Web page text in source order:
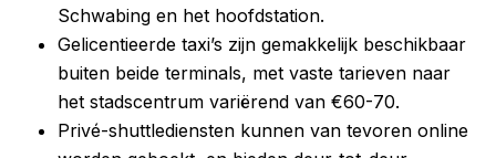
Schwabing en het hoofdstation.
Gelicentieerde taxi’s zijn gemakkelijk beschikbaar
buiten beide terminals, met vaste tarieven naar
het stadscentrum variërend van €60-70.
Privé-shuttlediensten kunnen van tevoren online